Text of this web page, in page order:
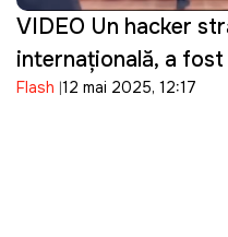
VIDEO Un hacker
internaţională, a
Moldova
Flash 12 mai 2025, 12:17